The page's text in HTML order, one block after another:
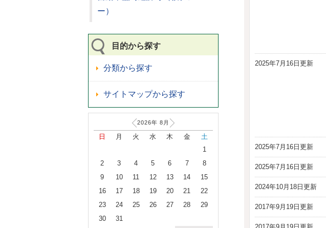
2025年7月16日更新
2025年7月16日更新
2025年7月16日更新
2024年10月18日更新
2017年9月19日更新
ー）
目的から探す
分類から探す
サイトマップから探す
2026年 8 月
日 月 火 水 木 金
土
1
2
3 4 5 6 7
8
9
10 11 12 13 14
15
16
17 18 19 20 21
22
23
24 25 26 27 28
29
30
31